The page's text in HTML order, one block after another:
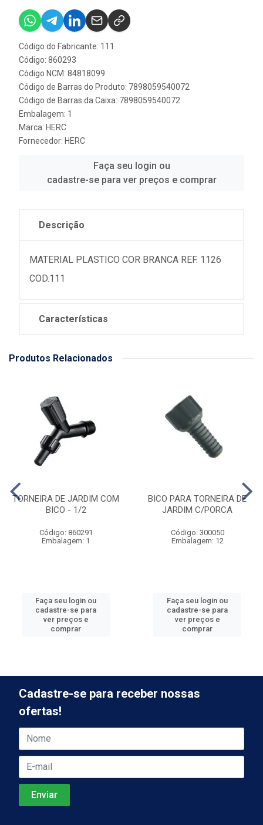
Código do Fabricante: 111
Código: 860293
Código NCM: 84818099
Código de Barras do Produto: 7898059540072
Código de Barras da Caixa: 7898059540072
Embalagem: 1
Marca: HERC
Fornecedor: HERC
Faça seu login ou
cadastre-se para ver preços e comprar
Descrição
MATERIAL PLASTICO COR BRANCA REF. 1126
COD.111
Características
Produtos Relacionados
TORNEIRA DE JARDIM COM
BICO - 1/2
Código: 860291
Embalagem: 1
Faça seu login ou
cadastre-se para
ver preços e
comprar
BICO PARA TORNEIRA DE
JARDIM C/PORCA
Código: 300050
Embalagem: 12
Faça seu login ou
cadastre-se para
ver preços e
comprar
Cadastre-se para receber nossas
ofertas!